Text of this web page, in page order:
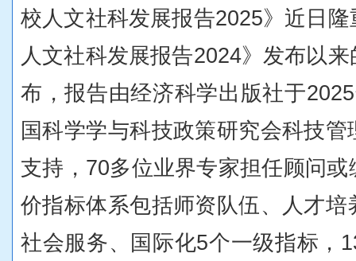
校人文社科发展报告2025》近日
人文社科发展报告2024》发布以
布，报告由经济科学出版社于2025
国科学学与科技政策研究会科技
支持， 70多位业界专家担任顾问
价指标体系包括师资队伍、人才
社会服务、国际化5个一级指标，